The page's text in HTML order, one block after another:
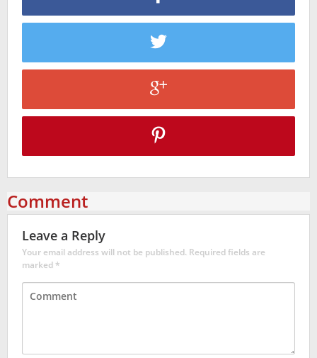
Comment
Leave a Reply
Your email address will not be published. Required fields are
marked*